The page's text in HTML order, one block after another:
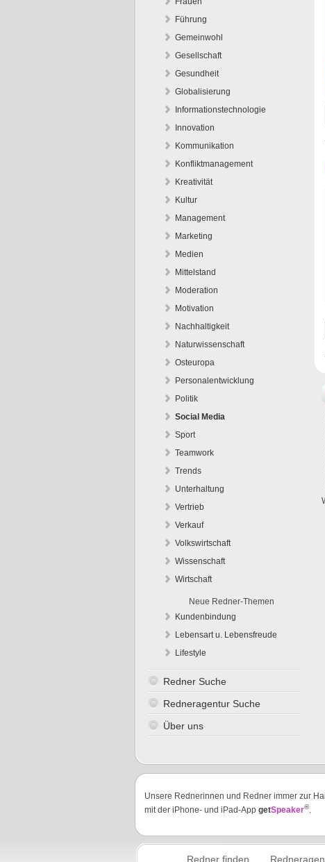
Führung
Gemeinwohl
Gesellschaft
Gesundheit
Globalisierung
Informationstechnologie
Innovation
Kommunikation
Konfliktmanagement
Kreativität
Kultur
Management
Marketing
Medien
Mittelstand
Moderation
Motivation
Nachhaltigkeit
Naturwissenschaft
Osteuropa
Personalentwicklung
Politik
Social Media
Sport
Teamwork
Trends
Unterhaltung
Vertrieb
Verkauf
Volkswirtschaft
Wissenschaft
Wirtschaft
Neue Redner-Themen
Kundenbindung
Lebensart u. Lebensfreude
Lifestyle
Redner Suche
Redneragentur Suche
Über uns
Unsere Rednerinnen und Redner immer zur
mit der iPhone- und iPad-App getSpeaker®.
Redner finden